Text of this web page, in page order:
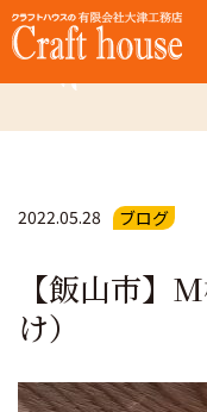
お
2022.05.28 ブログ
【飯山市】
け）